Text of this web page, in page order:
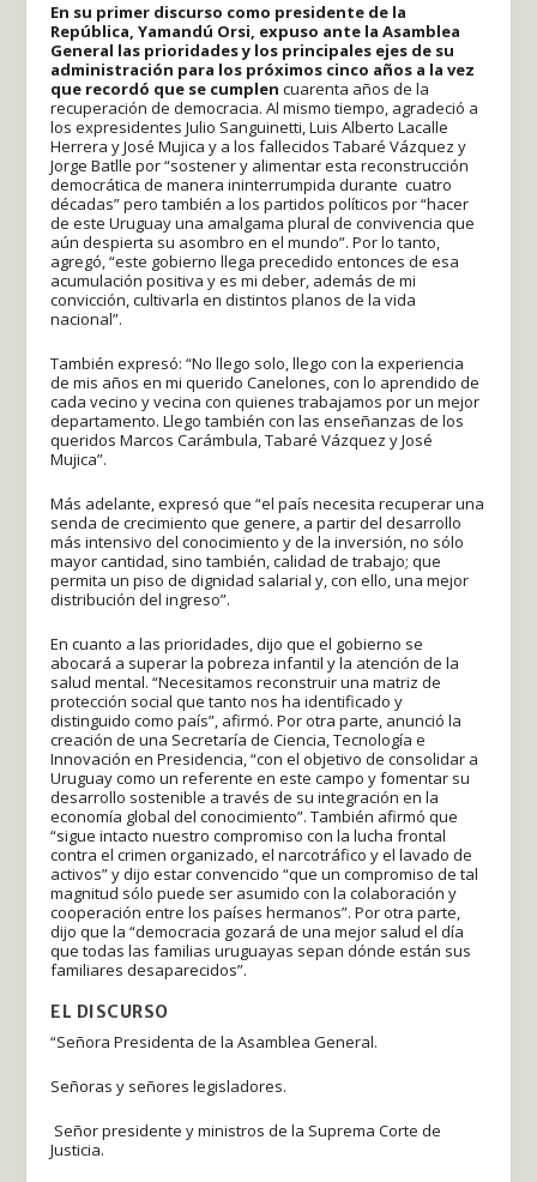
En su primer discurso como presidente de la
República, Yamandú Orsi, expuso ante la Asamblea
General las prioridades y los principales ejes de su
administración para los próximos cinco años a la vez
que recordó que se cumplencuarenta años de la
recuperación de democracia. Al mismo tiempo, agradeció a
los expresidentes Julio Sanguinetti, Luis Alberto Lacalle
Herrera y José Mujica y a los fallecidos Tabaré Vázquez y
Jorge Batlle por “sostener y alimentar esta reconstrucción
democrática de manera ininterrumpida durante cuatro
décadas” pero también a los partidos políticos por “hacer
de este Uruguay una amalgama plural de convivencia que
aún despierta su asombro en el mundo”. Por lo tanto,
agregó, “este gobierno llega precedido entonces de esa
acumulación positiva y es mi deber, además de mi
convicción, cultivarla en distintos planos de la vida
nacional”.
También expresó: “No llego solo, llego con la experiencia
de mis años en mi querido Canelones, con lo aprendido de
cada vecino y vecina con quienes trabajamos por un mejor
departamento. Llego también con las enseñanzas de los
queridos Marcos Carámbula, Tabaré Vázquez y José
Mujica”.
Más adelante, expresó que “el país necesita recuperar una
senda de crecimiento que genere, a partir del desarrollo
más intensivo del conocimiento y de la inversión, no sólo
mayor cantidad, sino también, calidad de trabajo; que
permita un piso de dignidad salarial y, con ello, una mejor
distribución del ingreso”.
En cuanto a las prioridades, dijo que el gobierno se
abocará a superar la pobreza infantil y la atención de la
salud mental. “Necesitamos reconstruir una matriz de
protección social que tanto nos ha identificado y
distinguido como país”, afirmó. Por otra parte, anunció la
creación de una Secretaría de Ciencia, Tecnología e
Innovación en Presidencia, “con el objetivo de consolidar a
Uruguay como un referente en este campo y fomentar su
desarrollo sostenible a través de su integración en la
economía global del conocimiento”. También afirmó que
“sigue intacto nuestro compromiso con la lucha frontal
contra el crimen organizado, el narcotráfico y el lavado de
activos” y dijo estar convencido “que un compromiso de tal
magnitud sólo puede ser asumido con la colaboración y
cooperación entre los países hermanos”. Por otra parte,
dijo que la “democracia gozará de una mejor salud el día
que todas las familias uruguayas sepan dónde están sus
familiares desaparecidos”.
EL DISCURSO
“Señora Presidenta de la Asamblea General.
Señoras y señores legisladores.
Señor presidente y ministros de la Suprema Corte de
Justicia.